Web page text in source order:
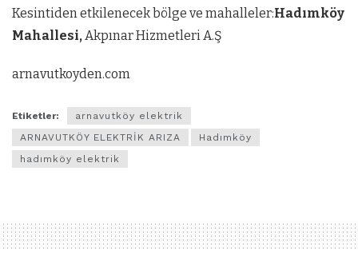
Kesintiden etkilenecek bölge ve mahalleler:Hadımköy
Mahallesi,Akpınar Hizmetleri A.Ş
arnavutkoyden.com
Etiketler:
arnavutköy elektrik
ARNAVUTKÖY ELEKTRİK ARIZA
Hadımköy
hadımköy elektrik